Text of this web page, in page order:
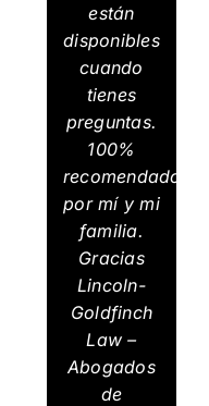
están
disponibles
cuando
tienes
preguntas.
100%
recomendados
por mí y mi
familia.
Gracias
Lincoln-
Goldfinch
Law –
Abogados
de